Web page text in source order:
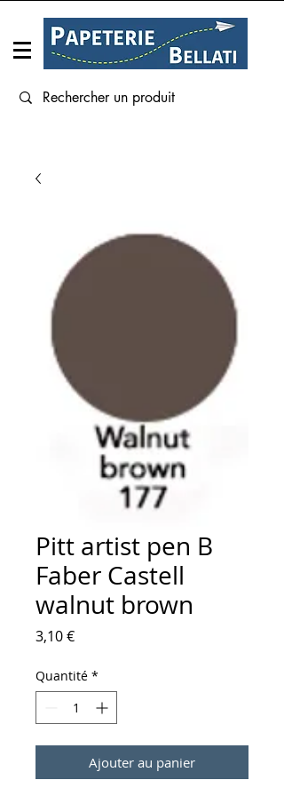
Pitt artist pen B
Faber Castell
walnut brown
3,10 €Prix
Quantité *
Ajouter au panier